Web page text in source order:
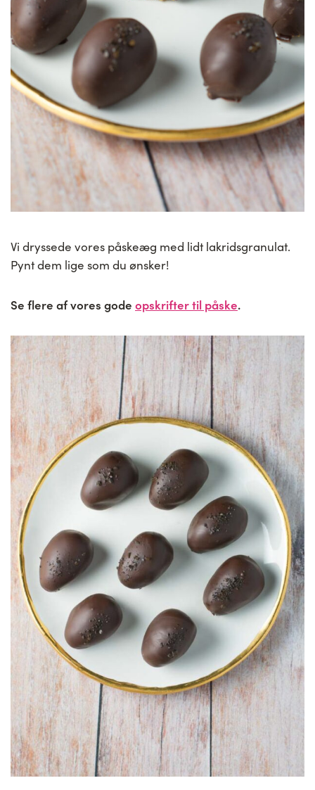
Vi dryssede vores påskeæg med lidt lakridsgranulat.
Pynt dem lige som du ønsker!
Se flere af vores gode opskrifter til påske.